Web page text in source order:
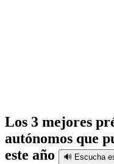
Los 3 mejores
autónomos que
este año
🔊 Escucha